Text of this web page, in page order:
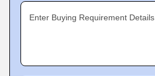
Enter Buying Requirement Details